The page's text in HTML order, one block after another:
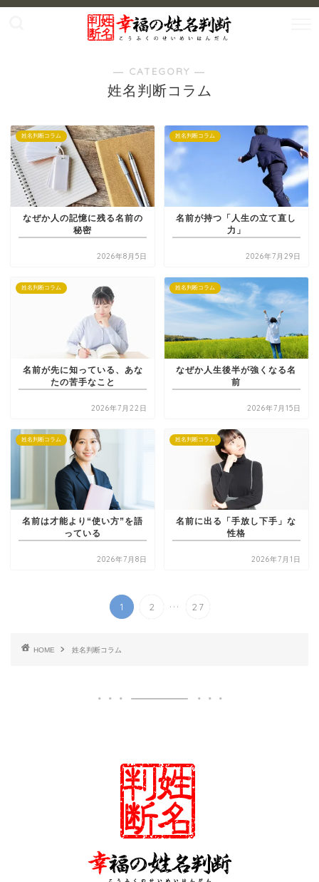
― CATEGORY ―
姓名判断コラム
姓名判断コラム
なぜか人の記憶に残る名前の
秘密
2026年8月5日
姓名判断コラム
名前が持つ「人生の立て直し
力」
2026年7月29日
姓名判断コラム
名前が先に知っている、あな
たの苦手なこと
2026年7月22日
姓名判断コラム
なぜか人生後半が強くなる名
前
2026年7月15日
姓名判断コラム
名前は才能より“使い方”を語
っている
2026年7月8日
姓名判断コラム
名前に出る「手放し下手」な
性格
2026年7月1日
1 2 ... 27
HOME 姓名判断コラム